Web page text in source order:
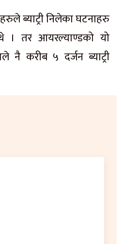
ब्याट्री निलेका घटनाहरु
। तर आयरल्याण्डको यो
नै करीब ५ दर्जन ब्याट्री